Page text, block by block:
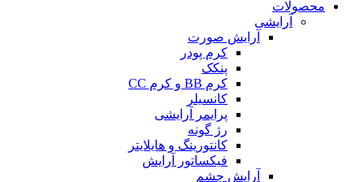
محصولات
آرایشی
آرایش صورت
کرم پودر
پنکک
کرم BB و کرم CC
کانسیلر
پرایمر آرایشی
رژ گونه
کانتورینگ و هایلایتر
فیکساتور آرایش
آرایش چشم